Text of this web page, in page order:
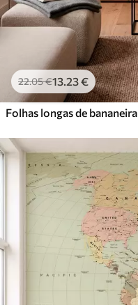
22.05€13.23€
Folhas longas de bananeira